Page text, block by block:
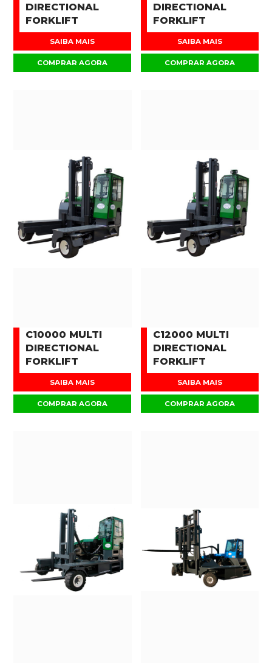
DIRECTIONAL
FORKLIFT
SAIBA MAIS
COMPRAR AGORA
DIRECTIONAL
FORKLIFT
SAIBA MAIS
COMPRAR AGORA
C10000 MULTI
DIRECTIONAL
FORKLIFT
SAIBA MAIS
COMPRAR AGORA
C12000 MULTI
DIRECTIONAL
FORKLIFT
SAIBA MAIS
COMPRAR AGORA